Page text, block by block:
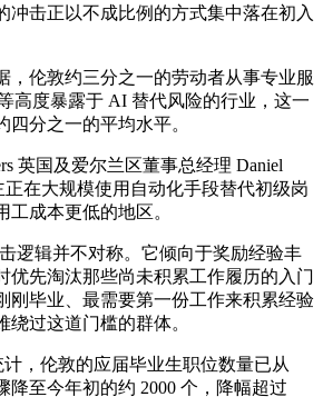
冲击正以不成比例的方式集中落在初入
，伦敦约三分之一的劳动者从事专业服
高度暴露于 AI 替代风险的行业，这一
四分之一的平均水平。
英国及爱尔兰区董事总经理 Daniel
正在大规模使用自动化手段替代初级岗
成本更低的地区。
逻辑并不对称。它倾向于奖励经验丰
优先淘汰那些尚未积累工作履历的入门
刚毕业、最需要第一份工作来积累经验
过这道门槛的群体。
计，伦敦的应届毕业生职位数量已从
降至今年初的约 2000 个，降幅超过